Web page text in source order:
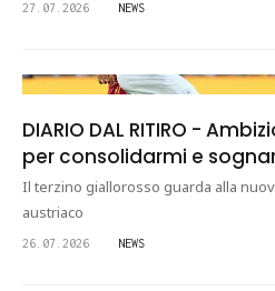
27.07.2026 NEWS
DIARIO DAL RITIRO -
per consolidarmi e
Il terzino giallorosso guarda alla
austriaco
26.07.2026 NEWS